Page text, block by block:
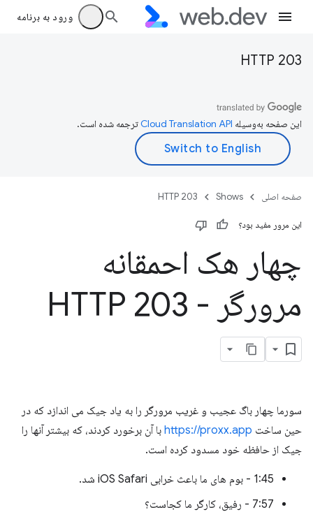
ورود به برنامه
HTTP 203
این صفحه به‌وسیله ترجمه شده است.
صفحه اصلی Shows
HTTP 203
این مرور مفید بود؟
چهار هک احمقانه
مرورگر - HTTP 203
سورما چهار باگ عجیب و غریب مرورگر را به یاد جیک می اندازد که در
حین ساخت https://proxx.app با آن برخورد کردند، که بیشتر آنها را
جیک از حافظه خود مسدود کرده است.
1:45 - بوم های ما باعث خرابی iOS Safari شد.
7:57 - رفیق، کارگر ما کجاست؟